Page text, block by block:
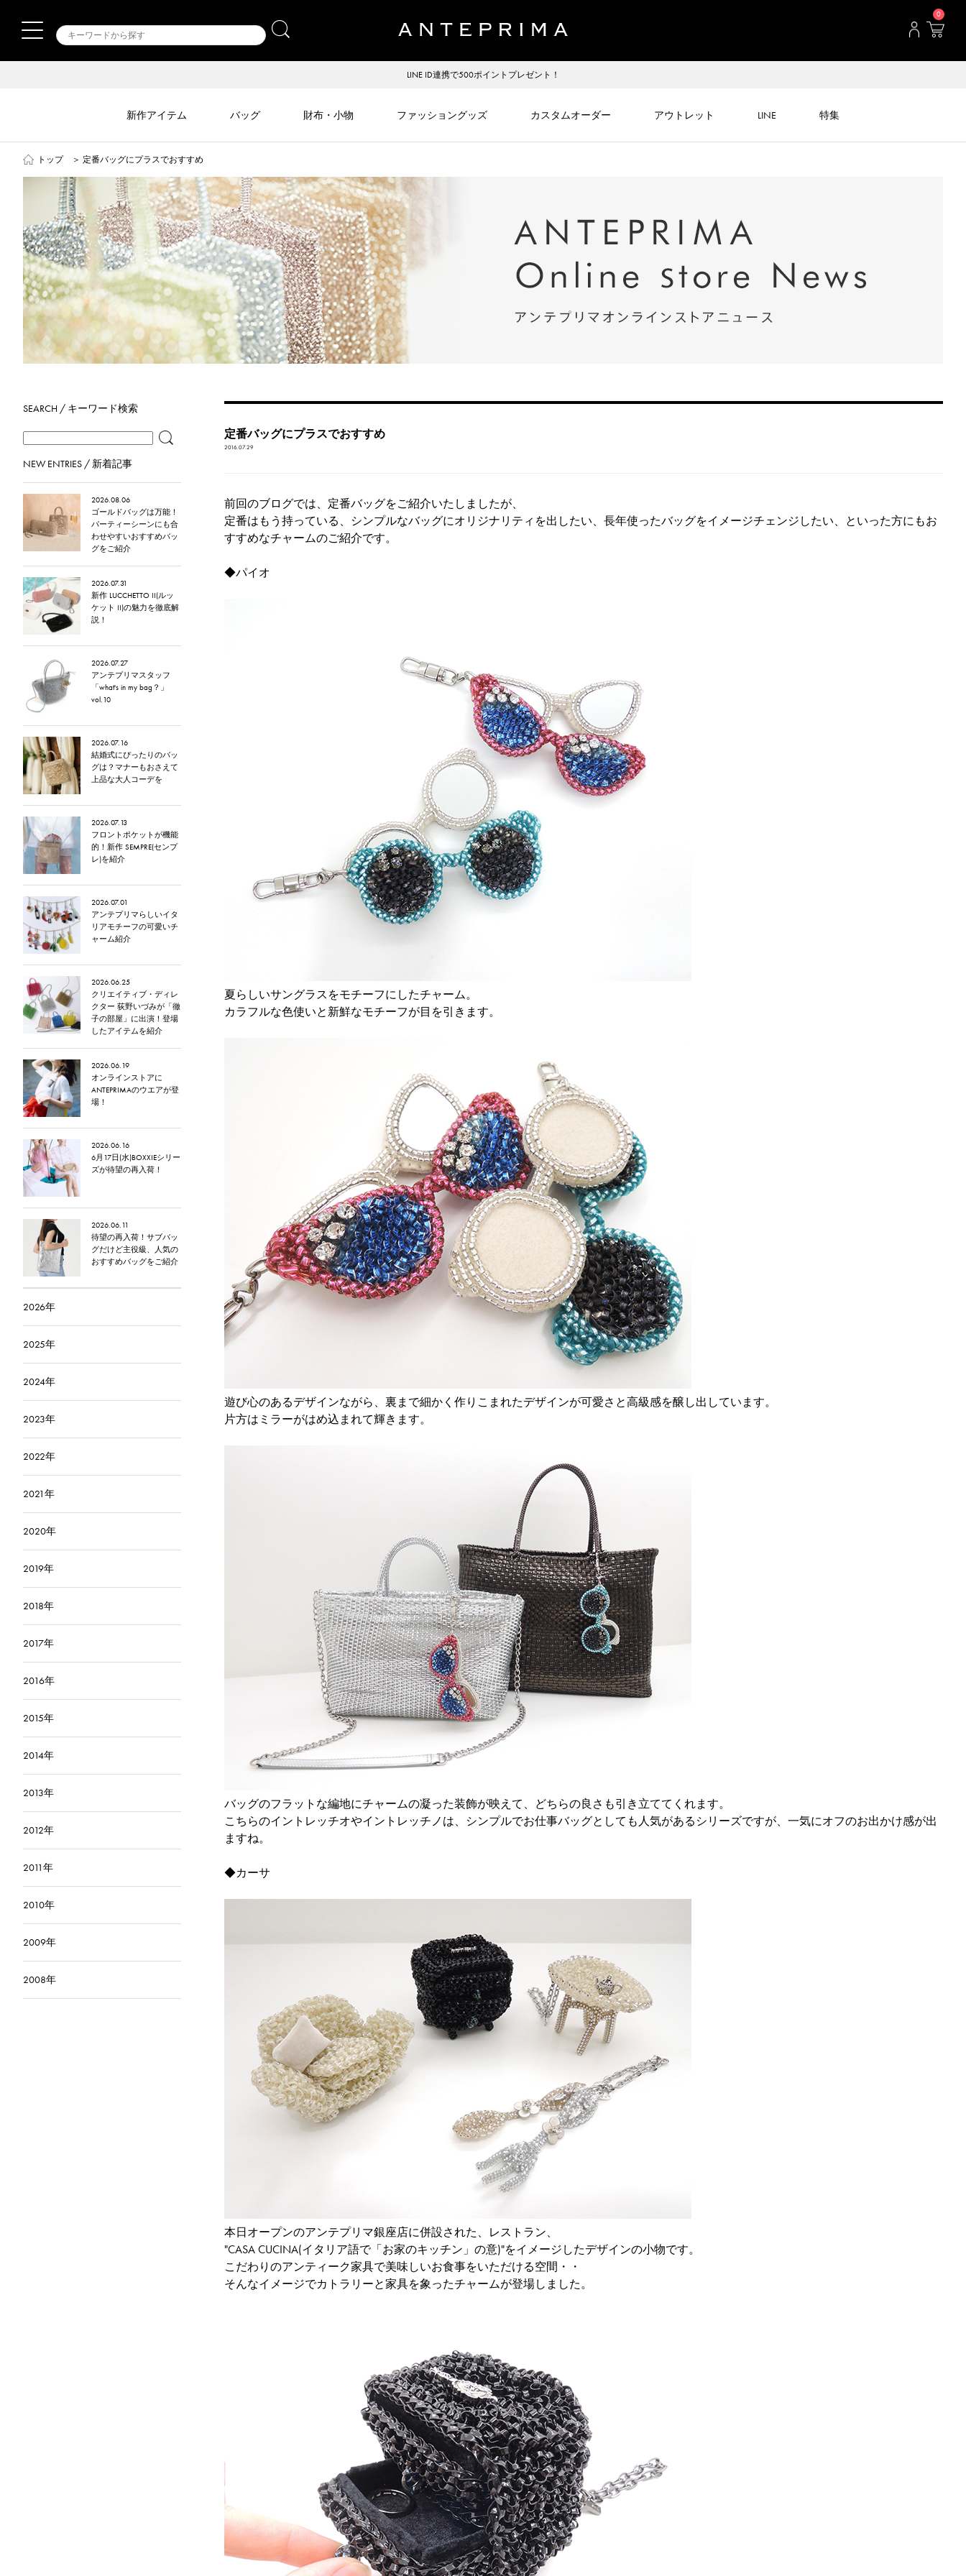
0
LINE ID連携で500ポイントプレゼント！
新作アイテム バッグ 財布・小物 ファッショングッズ カスタムオーダー アウトレット LINE 特集
トップ ＞ 定番バッグにプラスでおすすめ
SEARCH / キーワード検索
NEW ENTRIES / 新着記事
2026.08.06
ゴールドバッグは万能！
パーティーシーンにも合
わせやすいおすすめバッ
グをご紹介
2026.07.31
新作 LUCCHETTO II(ルッ
ケット II)の魅力を徹底解
説！
2026.07.27
アンテプリマスタッフ
「what's in my bag？」
vol.10
2026.07.16
結婚式にぴったりのバッ
グは？マナーもおさえて
上品な大人コーデを
2026.07.13
フロントポケットが機能
的！新作 SEMPRE(センプ
レ)を紹介
2026.07.01
アンテプリマらしいイタ
リアモチーフの可愛いチ
ャーム紹介
2026.06.25
クリエイティブ・ディレ
クター 荻野いづみが「徹
子の部屋」に出演！登場
したアイテムを紹介
2026.06.19
オンラインストアに
ANTEPRIMAのウエアが登
場！
2026.06.16
6月17日(水)BOXXIEシリー
ズが待望の再入荷！
2026.06.11
待望の再入荷！サブバッ
グだけど主役級、人気の
おすすめバッグをご紹介
2026年
2025年
2024年
2023年
2022年
2021年
2020年
2019年
2018年
2017年
2016年
2015年
2014年
2013年
2012年
2011年
2010年
2009年
2008年
定番バッグにプラスでおすすめ
2016.07.29
前回のブログでは、定番バッグをご紹介いたしましたが、
定番はもう持っている、シンプルなバッグにオリジナリティを出したい、長年使ったバッグをイメージチェンジしたい、といった方にもお
すすめなチャームのご紹介です。
◆パイオ
夏らしいサングラスをモチーフにしたチャーム。
カラフルな色使いと新鮮なモチーフが目を引きます。
遊び心のあるデザインながら、裏まで細かく作りこまれたデザインが可愛さと高級感を醸し出しています。
片方はミラーがはめ込まれて輝きます。
バッグのフラットな編地にチャームの凝った装飾が映えて、どちらの良さも引き立ててくれます。
こちらのイントレッチオやイントレッチノは、シンプルでお仕事バッグとしても人気があるシリーズですが、一気にオフのお出かけ感が出
ますね。
◆カーサ
本日オープンのアンテプリマ銀座店に併設された、レストラン、
"CASA CUCINA(イタリア語で「お家のキッチン」の意)"をイメージしたデザインの小物です。
こだわりのアンティーク家具で美味しいお食事をいただける空間・・
そんなイメージでカトラリーと家具を象ったチャームが登場しました。